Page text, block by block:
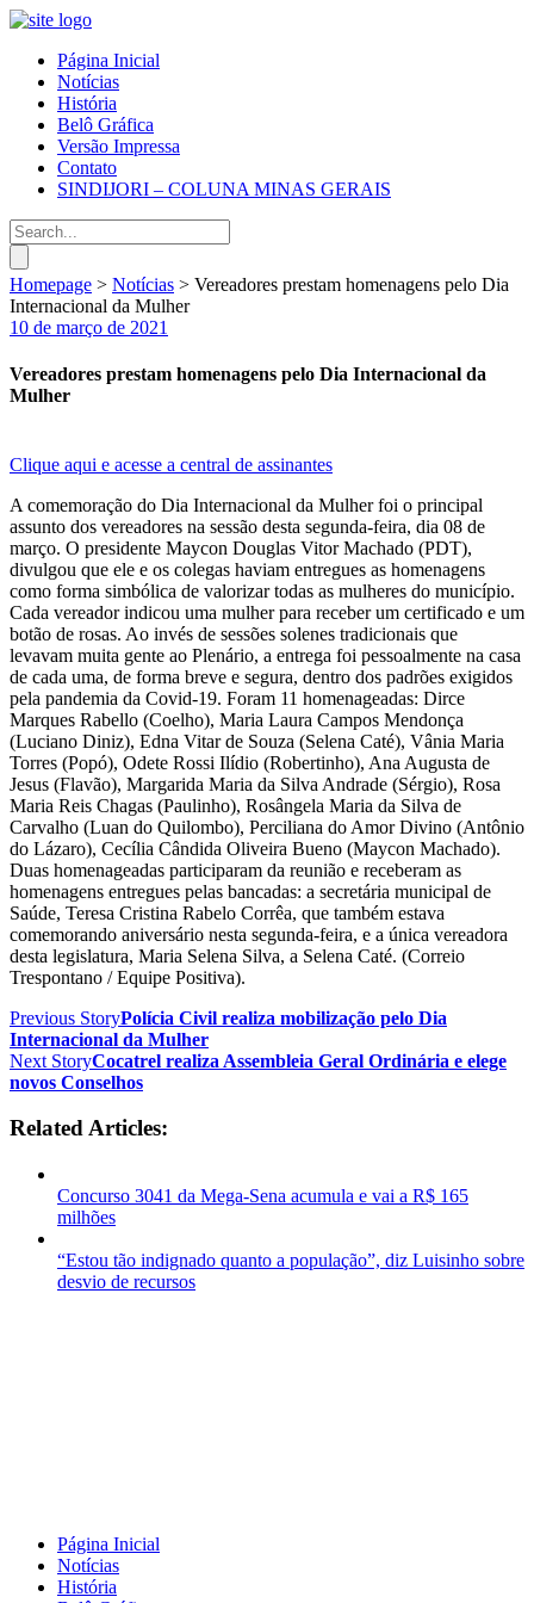
Página Inicial
Notícias
História
Belô Gráfica
Versão Impressa
Contato
SINDIJORI – COLUNA MINAS GERAIS
Homepage > Notícias > Vereadores prestam homenagens pelo Dia
Internacional da Mulher
10 de março de 2021
Vereadores prestam homenagens pelo Dia Internacional da
Mulher
Clique aqui e acesse a central de assinantes
A comemoração do Dia Internacional da Mulher foi o principal
assunto dos vereadores na sessão desta segunda-feira, dia 08 de
março. O presidente Maycon Douglas Vitor Machado (PDT),
divulgou que ele e os colegas haviam entregues as homenagens
como forma simbólica de valorizar todas as mulheres do município.
Cada vereador indicou uma mulher para receber um certificado e um
botão de rosas. Ao invés de sessões solenes tradicionais que
levavam muita gente ao Plenário, a entrega foi pessoalmente na casa
de cada uma, de forma breve e segura, dentro dos padrões exigidos
pela pandemia da Covid-19. Foram 11 homenageadas: Dirce
Marques Rabello (Coelho), Maria Laura Campos Mendonça
(Luciano Diniz), Edna Vitar de Souza (Selena Caté), Vânia Maria
Torres (Popó), Odete Rossi Ilídio (Robertinho), Ana Augusta de
Jesus (Flavão), Margarida Maria da Silva Andrade (Sérgio), Rosa
Maria Reis Chagas (Paulinho), Rosângela Maria da Silva de
Carvalho (Luan do Quilombo), Perciliana do Amor Divino (Antônio
do Lázaro), Cecília Cândida Oliveira Bueno (Maycon Machado).
Duas homenageadas participaram da reunião e receberam as
homenagens entregues pelas bancadas: a secretária municipal de
Saúde, Teresa Cristina Rabelo Corrêa, que também estava
comemorando aniversário nesta segunda-feira, e a única vereadora
desta legislatura, Maria Selena Silva, a Selena Caté. (Correio
Trespontano / Equipe Positiva).
Previous StoryPolícia Civil realiza mobilização pelo Dia
Internacional da Mulher
Next StoryCocatrel realiza Assembleia Geral Ordinária e elege
novos Conselhos
Related Articles:
Concurso 3041 da Mega-Sena acumula e vai a R$ 165
milhões
“Estou tão indignado quanto a população”, diz Luisinho sobre
desvio de recursos
Página Inicial
Notícias
História